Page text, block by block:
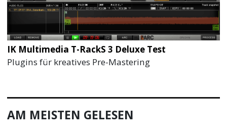
IK Multimedia T-RackS 3 Deluxe Test
Plugins für kreatives Pre-Mastering
AM MEISTEN GELESEN